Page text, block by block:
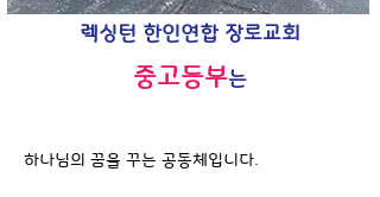
렉싱턴 한인연합 장로교회
중고등부는
하나님의 꿈을 꾸는 공동체입니다.